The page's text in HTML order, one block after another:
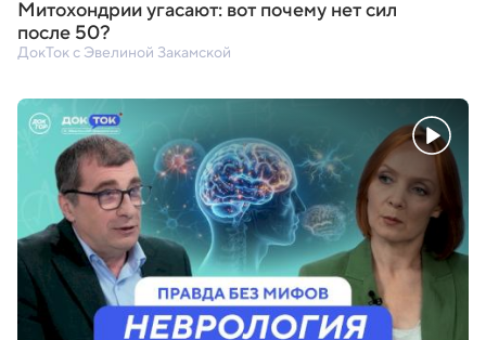
Митохондрии угасают: вот почему нет сил
после 50?
ДокТок с Эвелиной Закамской